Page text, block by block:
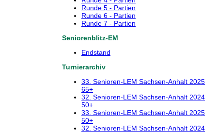
Runde 5 - Partien
Runde 6 - Partien
Runde 7 - Partien
Seniorenblitz-EM
Endstand
Turnierarchiv
33. Senioren-LEM Sachsen-Anhalt 2025
65+
32. Senioren-LEM Sachsen-Anhalt 2024
50+
33. Senioren-LEM Sachsen-Anhalt 2025
50+
32. Senioren-LEM Sachsen-Anhalt 2024